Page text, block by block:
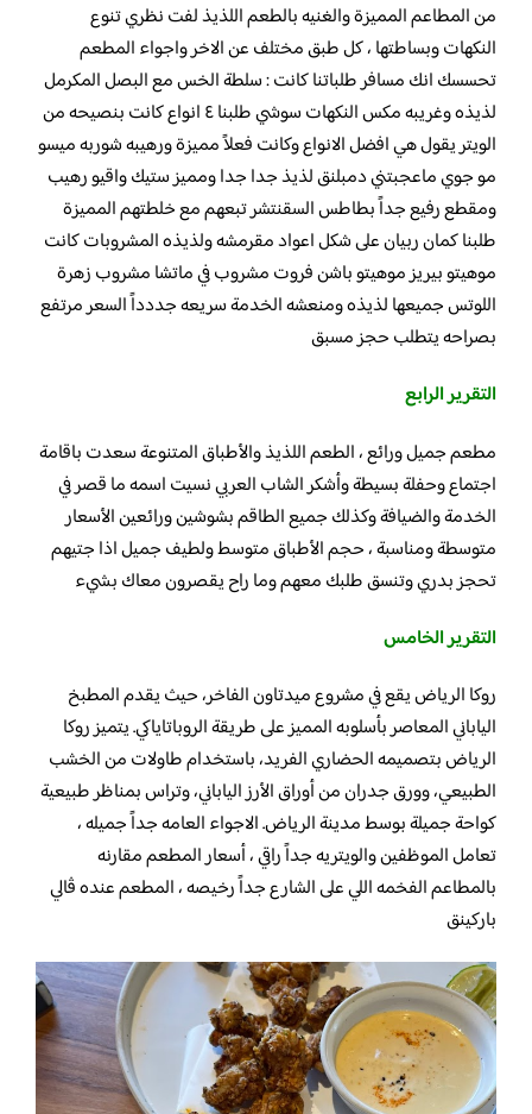
من المطاعم المميزة والغنيه بالطعم اللذيذ لفت نظري تنوع
النكهات وبساطتها ، كل طبق مختلف عن الاخر واجواء المطعم
تحسسك انك مسافر طلباتنا كانت : سلطة الخس مع البصل المكرمل
لذيذه وغريبه مكس النكهات سوشي طلبنا ٤ انواع كانت بنصيحه من
الويتر يقول هي افضل الانواع وكانت فعلاً مميزة ورهيبه شوربه ميسو
مو جوي ماعجبتني دمبلنق لذيذ جدا جدا ومميز ستيك واقيو رهيب
ومقطع رفيع جداً بطاطس السقنتشر تبعهم مع خلطتهم المميزة
طلبنا كمان ربيان على شكل اعواد مقرمشه ولذيذه المشروبات كانت
موهيتو بيريز موهيتو باشن فروت مشروب في ماتشا مشروب زهرة
اللوتس جميعها لذيذه ومنعشه الخدمة سريعه جددداً السعر مرتفع
بصراحه يتطلب حجز مسبق
التقرير الرابع
مطعم جميل ورائع ، الطعم اللذيذ والأطباق المتنوعة سعدت باقامة
اجتماع وحفلة بسيطة وأشكر الشاب العربي نسيت اسمه ما قصر في
الخدمة والضيافة وكذلك جميع الطاقم بشوشين ورائعين الأسعار
متوسطة ومناسبة ، حجم الأطباق متوسط ولطيف جميل اذا جتيهم
تحجز بدري وتنسق طلبك معهم وما راح يقصرون معاك بشيء
التقرير الخامس
روكا الرياض يقع في مشروع ميدتاون الفاخر، حيث يقدم المطبخ
الياباني المعاصر بأسلوبه المميز على طريقة الروباتاياكي. يتميز روكا
الرياض بتصميمه الحضاري الفريد، باستخدام طاولات من الخشب
الطبيعي، وورق جدران من أوراق الأرز الياباني، وتراس بمناظر طبيعية
كواحة جميلة بوسط مدينة الرياض. الاجواء العامه جداً جميله ،
تعامل الموظفين والويتريه جداً راقي ، أسعار المطعم مقارنه
بالمطاعم الفخمه اللي على الشارع جداً رخيصه ، المطعم عنده ڤالي
باركينق